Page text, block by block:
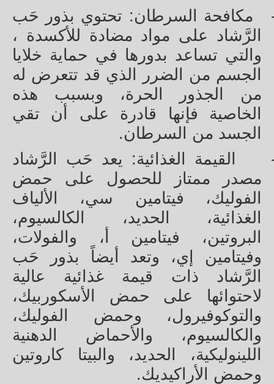
مكافحة السرطان: تحتوي بذور حَب
الرَّشاد على مواد مضادة للأكسدة ،
والتي تساعد بدورها في حماية خلايا
الجسم من الضرر الذي قد تتعرض له
من الجذور الحرة، وبسبب هذه
الخاصية فإنها قادرة على أن تقي
الجسد من السرطان.
القيمة الغذائية: يعد حَب الرَّشاد
مصدر ممتاز للحصول على حمض
الفوليك، فيتامين سي، الألياف
الغذائية، الحديد، الكالسيوم،
البروتين، فيتامين أ، والفولات،
وفيتامين إي، وتعد أيضاً بذور حَب
الرَّشاد ذات قيمة غذائية عالية
لاحتوائها على حمض الأسكوربيك،
والتوكوفيرول، وحمض الفوليك،
والكالسيوم، والأحماض الدهنية
اللينوليكية، الحديد، والبيتا كاروتين
وحمض الأراكيديك.